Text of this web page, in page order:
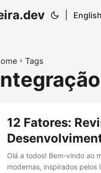
» Tags
12 Fatores:
Olá a todos! Bem-vindo ao
modernas, inspirados pelos